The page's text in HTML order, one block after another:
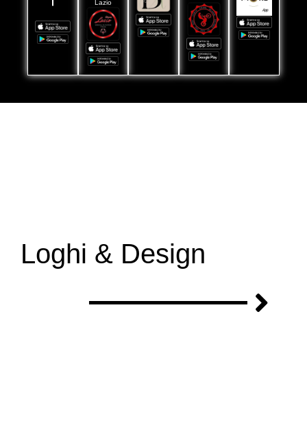
Lazio
Loghi & Design